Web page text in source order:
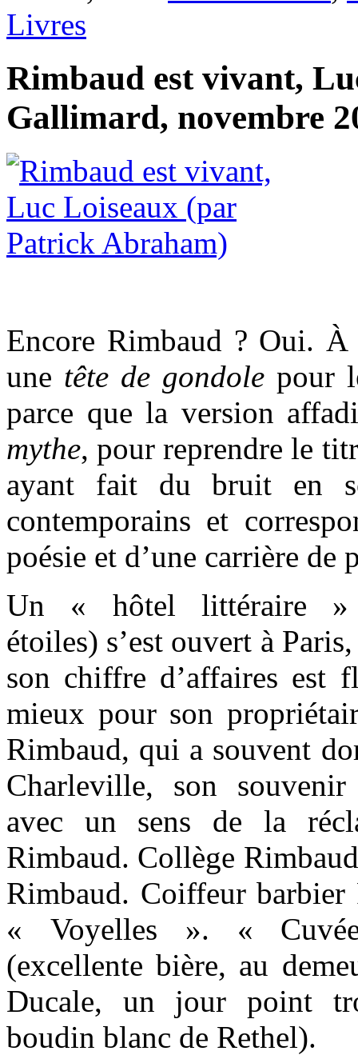
Livres
Rimbaud est vivant,
Gallimard, novembre
Encore Rimbaud ? Oui.
une tête de gondole pour
parce que la version
mythe, pour reprendre le
ayant fait du bruit en
contemporains et
poésie et d’une carrière de
Un « hôtel littéraire
étoiles) s’est ouvert à
son chiffre d’affaires est
mieux pour son
Rimbaud, qui a souvent
Charleville, son
avec un sens de la
Rimbaud. Collège
Rimbaud. Coiffeur barbier
« Voyelles ». «
(excellente bière, au
Ducale, un jour point
boudin blanc de Rethel).